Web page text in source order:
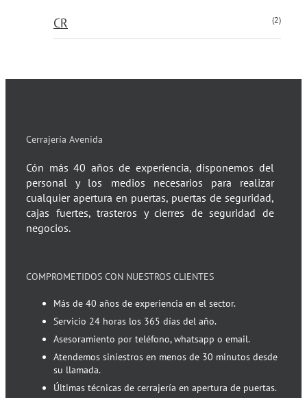
CR (2)
Cerrajería Avenida
Cón más 40 años de experiencia, disponemos del
personal y los medios necesarios para realizar
cualquier apertura en puertas, puertas de seguridad,
cajas fuertes, trasteros y cierres de seguridad de
negocios.
COMPROMETIDOS CON NUESTROS CLIENTES
Más de 40 años de experiencia en el sector.
Servicio 24 horas los 365 días del año.
Asesoramiento por teléfono, whatsapp o email.
Atendemos siniestros en menos de 30 minutos desde
su llamada.
Últimas técnicas de cerrajería en apertura de puertas.